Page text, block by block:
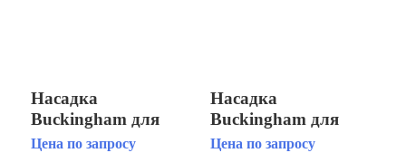
Насадка
Buckingham для
плавающего модуля
Цена по запросу
Насадка
Buckingham для
плавающего модуля
Цена по запросу